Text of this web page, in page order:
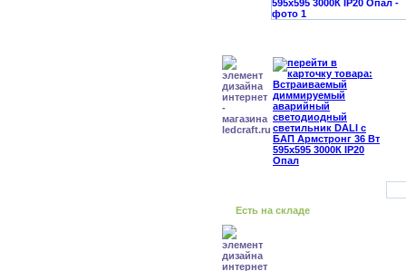
Есть на складе